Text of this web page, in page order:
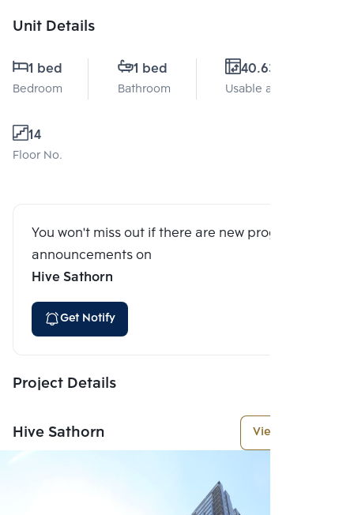
Unit Details
1 bed
Bedroom
1 bed
Bathroom
40.63 Sq.m.
Usable area
14
Floor No.
You won't miss out if there are new program
announcements on
Hive Sathorn
Get Notify
Project Details
Hive Sathorn View More